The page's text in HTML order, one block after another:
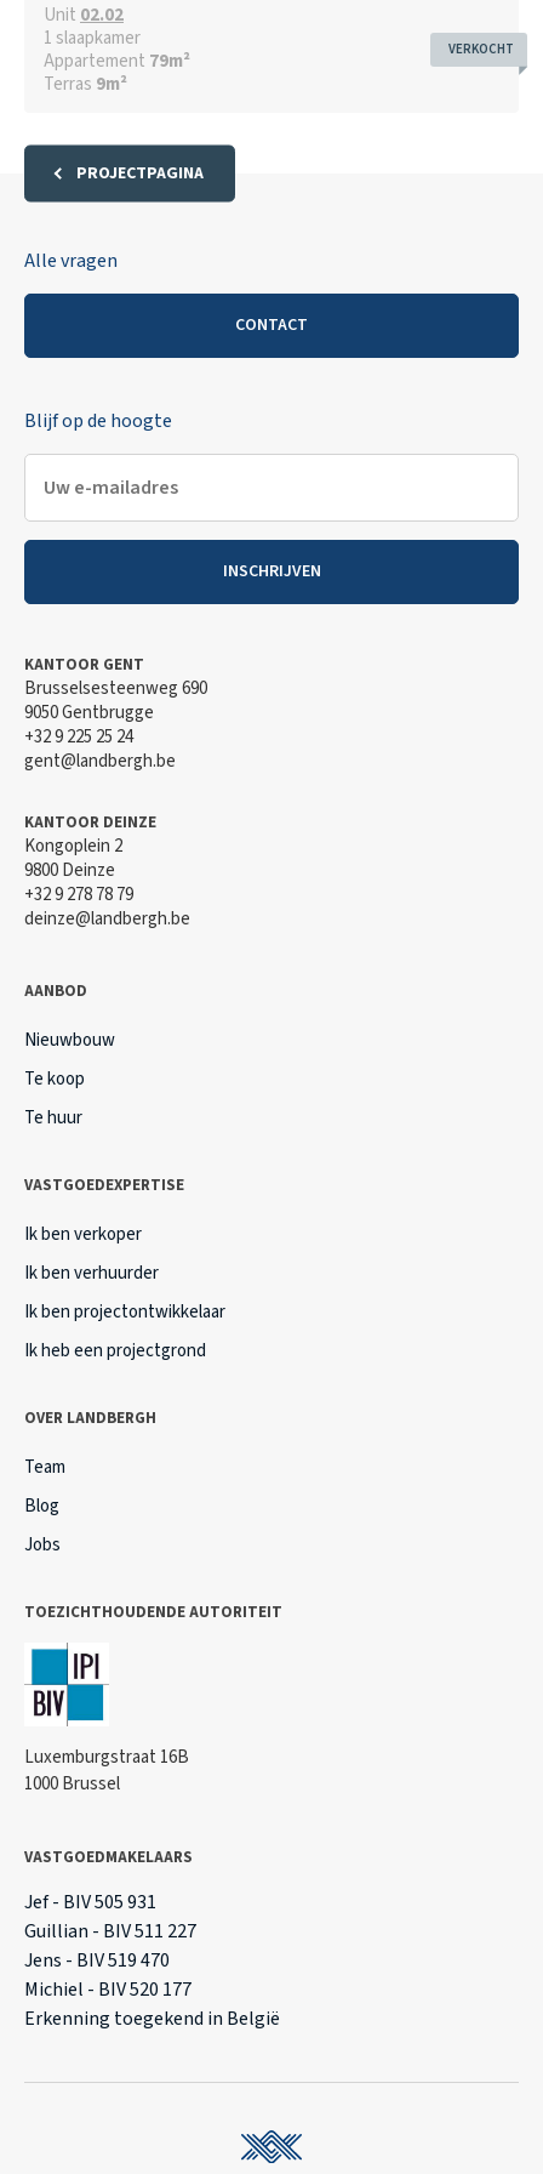
Rendement
Future-proof technieken
6% btw mogelijk op de constructiewaarde
Bewaren infavorieten
Unit 02.02
1slaapkamer
Appartement 79m²
Terras 9m²
VERKOCHT
PROJECTPAGINA
Alle vragen
CONTACT
Blijf op de hoogte
INSCHRIJVEN
KANTOOR GENT
Brusselsesteenweg 690
9050 Gentbrugge
+32 9 225 25 24
gent@landbergh.be
KANTOOR DEINZE
Kongoplein 2
9800 Deinze
+32 9 278 78 79
deinze@landbergh.be
AANBOD
Nieuwbouw
Te koop
Te huur
VASTGOEDEXPERTISE
Ik ben verkoper
Ik ben verhuurder
Ik ben projectontwikkelaar
Ik heb een projectgrond
OVER LANDBERGH
Team
Blog
Jobs
TOEZICHTHOUDENDE AUTORITEIT
Luxemburgstraat 16B
1000 Brussel
VASTGOEDMAKELAARS
Jef - BIV 505 931
Guillian - BIV 511 227
Jens - BIV 519 470
Michiel - BIV 520 177
Erkenning toegekend in België